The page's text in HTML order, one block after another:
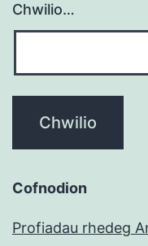
Chwilio…
Cofnodion
Profiadau rhedeg